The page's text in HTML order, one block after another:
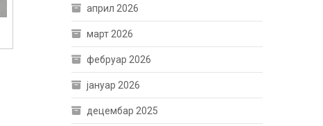
април 2026
март 2026
фебруар 2026
јануар 2026
децембар 2025